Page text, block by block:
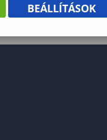
BEÁLLÍTÁSOK